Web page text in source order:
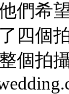
們希
四個
個拍